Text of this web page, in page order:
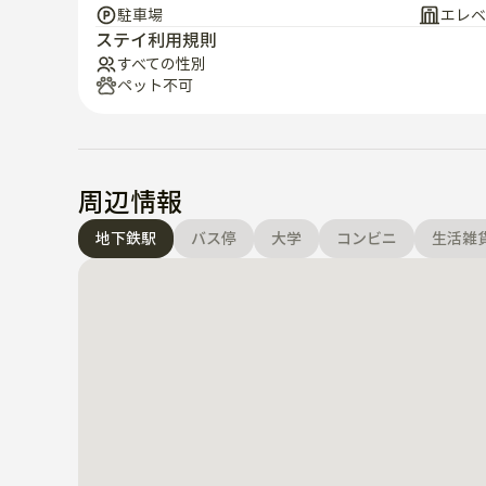
駐車場 エレ
ステイ利用規則
すべての性別
ペット不可
周辺情報
地下鉄駅 バス停 大学 コンビニ 生活雑